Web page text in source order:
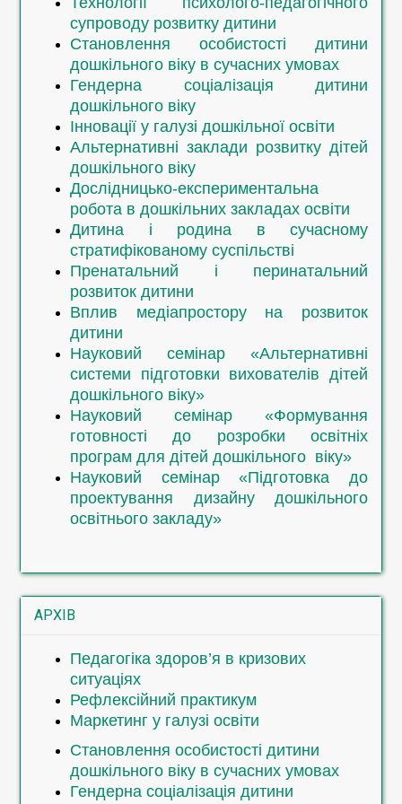
Практикум підтримки здоров’я
здобувачів освіти
Рефлексійна культура вихователя
Відповідальне батьківство
Інфомедійна грамотність
Педагогічна риторика
Психологічні ресурси особистості у
складних життєвих умовах
Практикум особистісно-
професійного зростання педагога
Вибірковий блок «Іноземна мова»
Практика усного і писемного
мовлення (ДО)
Лінгвокраїнознавство (ДО)
Інтегрований практичний курс
іноземної мови (ДО)
Сучасні технології навчання дітей
дошкільного віку іноземної мови
(ДО)
Практика усного і писемного
мовлення
(з.ф.н., 2 роки 10 міс.)
Лінгвокраїнознавство (з.ф.н., 2
роки 10 міс.)
Вибірковий блок «Початкова освіта»
Рідномовна освіта з методикою
навчання
Математична та природнича освіта
з методикою навчання
Інформатична та технологічна
освіта з методикою навчання
Соціальна і
здоров'язбережувальна освіта з
методикою навчання
Нейропедагогіка дітей раннього та
дошкільного віку
Рефлексійний практикум
Управлінський супровід сімей дітей з
особливими освітніми потребами
Практикум із сучасної англомовної
комунікації
супроводу розвитку дитини
Становлення особистості дитини
дошкільного віку в сучасних умовах
Гендерна соціалізація дитини
дошкільного віку
Інновації у галузі дошкільної освіти
Альтернативні заклади розвитку дітей
дошкільного віку
Дослідницько-експериментальна
робота в дошкільних закладах освіти
Дитина і родина в сучасному
стратифікованому суспільстві
Пренатальний і перинатальний
розвиток дитини
Вплив медіапростору на розвиток
дитини
Науковий семінар «Альтернативні
системи підготовки вихователів дітей
дошкільного віку»
Науковий семінар «Формування
готовності до розробки освітніх
програм для дітей дошкільного віку»
Науковий семінар «Підготовка до
проектування дизайну дошкільного
освітнього закладу»
АРХІВ
Педагогіка здоров’я в кризових
ситуаціях
Рефлексійний практикум
Маркетинг у галузі освіти
Становлення особистості дитини
дошкільного віку в сучасних умовах
Гендерна соціалізація дитини